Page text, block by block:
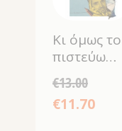
Κι όμως το
πιστεύω…
€13.00
€11.70